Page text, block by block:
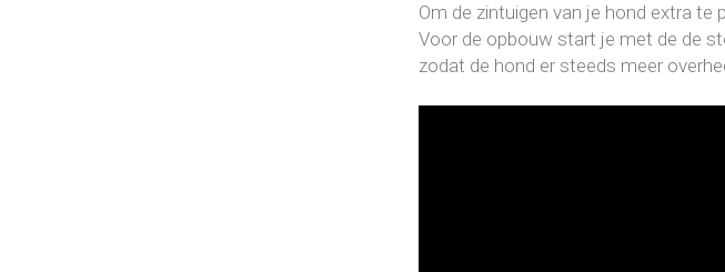
Om de zintuigen van je hond extra te
Voor de opbouw start je met de de
zodat de hond er steeds meer